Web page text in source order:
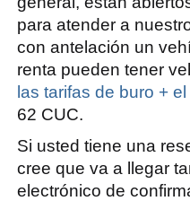
para atender a
con antelación un
renta pueden tener
las tarifas de buro +
62 CUC.
Si usted tiene una
cree que va a llegar
electrónico de